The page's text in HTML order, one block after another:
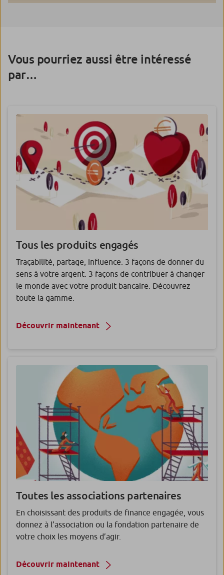
Vous pourriez aussi être intéressé
par…
Tous les produits engagés
Traçabilité, partage, influence. 3 façons de donner du
sens à votre argent. 3 façons de contribuer à changer
le monde avec votre produit bancaire. Découvrez
toute la gamme.
Découvrir maintenant
Toutes les associations partenaires
En choisissant des produits de finance engagée, vous
donnez à l’association ou la fondation partenaire de
votre choix les moyens d’agir.
Découvrir maintenant